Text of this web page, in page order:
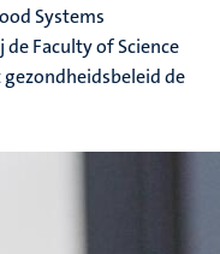
Systems
Faculty of Science
de